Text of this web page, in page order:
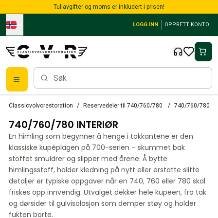
Skip to main contentTullavgifter og moms er inkludert i prisen!
LOGG INN OPPRETT KONTO
Reservedeler til PV/Duett
PV/Duett Bremssystem
PV/Duett Drivstoff/avgassystem
PV/Duett Elsystem
PV/Duett Forstilling
PV/Duett Interiør
PV/Duett Karosseri
PV/Duett Kraftoverføring/bakaksel
Classicvolvorestoration Reservedeler til 740/760/780 740/760/780
740/760/780 INTERIØR
En himling som begynner å henge i takkantene er den
klassiske kupéplagen på 700-serien – skummet bak
stoffet smuldrer og slipper med årene. Å bytte
himlingsstoff, holder kledning på nytt eller erstatte slitte
detaljer er typiske oppgaver når en 740, 760 eller 780 skal
friskes opp innvendig. Utvalget dekker hele kupeen, fra tak
og dørsider til gulvisolasjon som demper støy og holder
fukten borte.